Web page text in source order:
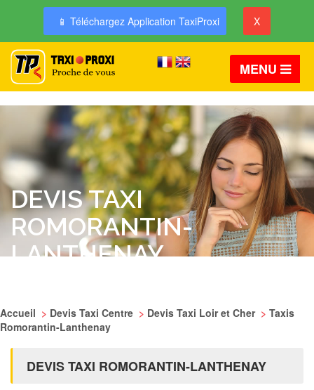
📱 Téléchargez Application TaxiProxi X
MENU
DEVIS TAXI
ROMORANTIN-
LANTHENAY
Accueil > Devis Taxi Centre > Devis Taxi Loir et Cher > Taxis
Romorantin-Lanthenay
DEVIS TAXI ROMORANTIN-LANTHENAY